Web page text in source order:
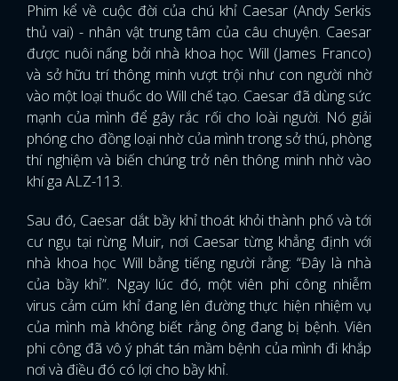
Phim kể về cuộc đời của chú khỉ Caesar (Andy Serkis
thủ vai) - nhân vật trung tâm của câu chuyện. Caesar
được nuôi nấng bởi nhà khoa học Will (James Franco)
và sở hữu trí thông minh vượt trội như con người nhờ
vào một loại thuốc do Will chế tạo. Caesar đã dùng sức
mạnh của mình để gây rắc rối cho loài người. Nó giải
phóng cho đồng loại nhờ của mình trong sở thú, phòng
thí nghiệm và biến chúng trở nên thông minh nhờ vào
khí ga ALZ-113.
Sau đó, Caesar dắt bầy khỉ thoát khỏi thành phố và tới
cư ngụ tại rừng Muir, nơi Caesar từng khẳng định với
nhà khoa học Will bằng tiếng người rằng: “Đây là nhà
của bầy khỉ”. Ngay lúc đó, một viên phi công nhiễm
virus cảm cúm khỉ đang lên đường thực hiện nhiệm vụ
của mình mà không biết rằng ông đang bị bệnh. Viên
phi công đã vô ý phát tán mầm bệnh của mình đi khắp
nơi và điều đó có lợi cho bầy khỉ.